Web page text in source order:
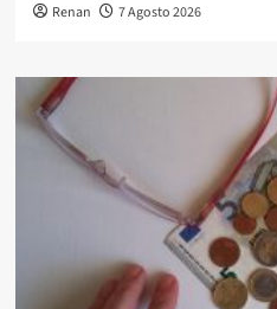
Renan 7 Agosto 2026